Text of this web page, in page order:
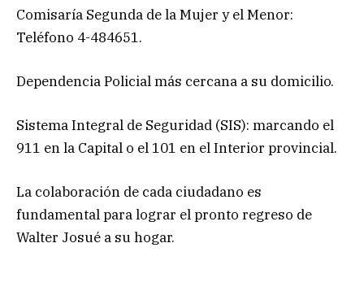
Comisaría Segunda de la Mujer y el Menor:
Teléfono 4-484651.
Dependencia Policial más cercana a su domicilio.
Sistema Integral de Seguridad (SIS): marcando el
911 en la Capital o el 101 en el Interior provincial.
La colaboración de cada ciudadano es
fundamental para lograr el pronto regreso de
Walter Josué a su hogar.